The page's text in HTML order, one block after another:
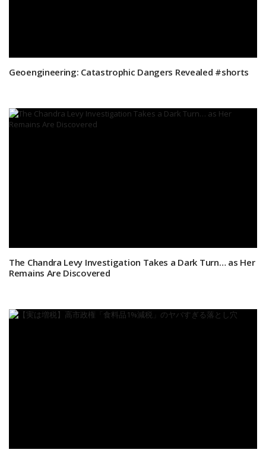
Geoengineering: Catastrophic Dangers Revealed #shorts
The Chandra Levy Investigation Takes a Dark Turn… as Her
Remains Are Discovered